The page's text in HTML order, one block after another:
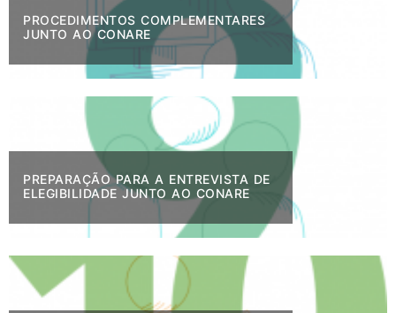
PROCEDIMENTOS COMPLEMENTARES
JUNTO AO CONARE
PREPARAÇÃO PARA A ENTREVISTA DE
ELEGIBILIDADE JUNTO AO CONARE